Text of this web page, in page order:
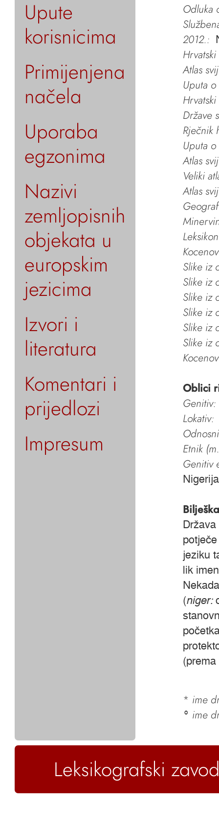
Upute
korisnicima
Primijenjena
načela
Uporaba
egzonima
Nazivi
zemljopisnih
objekata u
europskim
jezicima
Izvori i
literatura
Komentari i
prijedlozi
Impresum
Odluka
2012.:
Atlas
Uputa
Države
Rječnik
Uputa
Atlas
Veliki
Atlas
Slike iz
Slike iz
Slike iz
Slike iz
Slike iz
Slike iz
Oblici
Genitiv:
Lokativ:
Etnik
Genitiv
Bilješka
jeziku
lik
(niger:
* ime
° ime
Leksikografski